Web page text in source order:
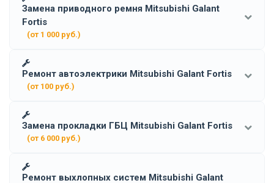
Замена приводного ремня Mitsubishi Galant
Fortis
(от 1 000 руб.)
Ремонт автоэлектрики Mitsubishi Galant Fortis
(от 100 руб.)
Замена прокладки ГБЦ Mitsubishi Galant Fortis
(от 6 000 руб.)
Ремонт выхлопных систем Mitsubishi Galant